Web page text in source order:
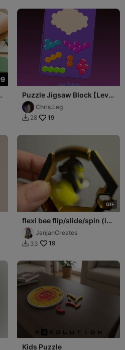
Puzzle Jigsaw Block [Level
1]
Chris.Leg
 28 19
GIF
flexi bee flip/slide/spin (in
honey comb hex hive)
JanjanCreates
 33 19
Kids Puzzle